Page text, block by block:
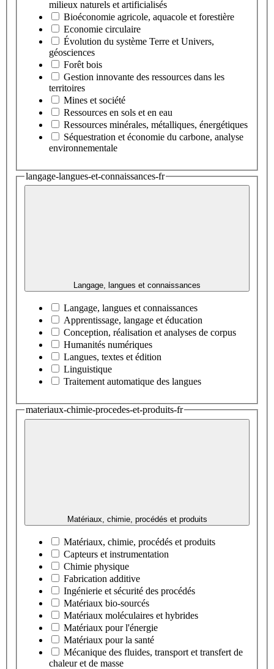
milieux naturels et artificialisés
Bioéconomie agricole, aquacole et forestière
Economie circulaire
Évolution du système Terre et Univers,
géosciences
Forêt bois
Gestion innovante des ressources dans les
territoires
Mines et société
Ressources en sols et en eau
Ressources minérales, métalliques, énergétiques
Séquestration et économie du carbone, analyse
environnementale
langage-langues-et-connaissances-fr
Langage, langues et connaissances
Langage, langues et connaissances
Apprentissage, langage et éducation
Conception, réalisation et analyses de corpus
Humanités numériques
Langues, textes et édition
Linguistique
Traitement automatique des langues
materiaux-chimie-procedes-et-produits-fr
Matériaux, chimie, procédés et produits
Matériaux, chimie, procédés et produits
Capteurs et instrumentation
Chimie physique
Fabrication additive
Ingénierie et sécurité des procédés
Matériaux bio-sourcés
Matériaux moléculaires et hybrides
Matériaux pour l'énergie
Matériaux pour la santé
Mécanique des fluides, transport et transfert de
chaleur et de masse